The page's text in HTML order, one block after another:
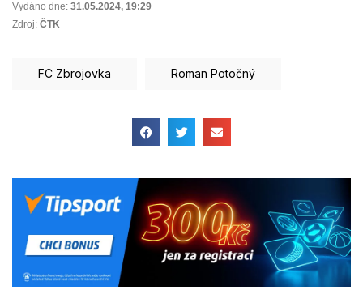
Vydáno dne: 31.05.2024, 19:29
Zdroj: ČTK
FC Zbrojovka Roman Potočný